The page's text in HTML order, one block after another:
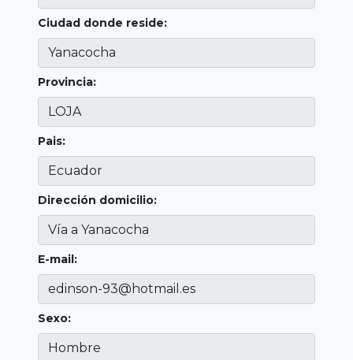
Ciudad donde reside:
Provincia:
Pais:
Dirección domicilio:
E-mail:
Sexo: